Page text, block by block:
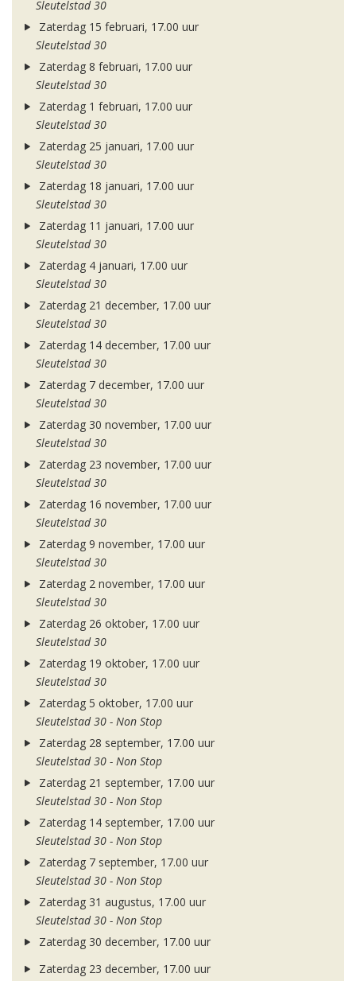
Sleutelstad 30
Zaterdag 15 februari, 17.00 uur
Sleutelstad 30
Zaterdag 8 februari, 17.00 uur
Sleutelstad 30
Zaterdag 1 februari, 17.00 uur
Sleutelstad 30
Zaterdag 25 januari, 17.00 uur
Sleutelstad 30
Zaterdag 18 januari, 17.00 uur
Sleutelstad 30
Zaterdag 11 januari, 17.00 uur
Sleutelstad 30
Zaterdag 4 januari, 17.00 uur
Sleutelstad 30
Zaterdag 21 december, 17.00 uur
Sleutelstad 30
Zaterdag 14 december, 17.00 uur
Sleutelstad 30
Zaterdag 7 december, 17.00 uur
Sleutelstad 30
Zaterdag 30 november, 17.00 uur
Sleutelstad 30
Zaterdag 23 november, 17.00 uur
Sleutelstad 30
Zaterdag 16 november, 17.00 uur
Sleutelstad 30
Zaterdag 9 november, 17.00 uur
Sleutelstad 30
Zaterdag 2 november, 17.00 uur
Sleutelstad 30
Zaterdag 26 oktober, 17.00 uur
Sleutelstad 30
Zaterdag 19 oktober, 17.00 uur
Sleutelstad 30
Zaterdag 5 oktober, 17.00 uur
Sleutelstad 30 - Non Stop
Zaterdag 28 september, 17.00 uur
Sleutelstad 30 - Non Stop
Zaterdag 21 september, 17.00 uur
Sleutelstad 30 - Non Stop
Zaterdag 14 september, 17.00 uur
Sleutelstad 30 - Non Stop
Zaterdag 7 september, 17.00 uur
Sleutelstad 30 - Non Stop
Zaterdag 31 augustus, 17.00 uur
Sleutelstad 30 - Non Stop
Zaterdag 30 december, 17.00 uur
Zaterdag 23 december, 17.00 uur